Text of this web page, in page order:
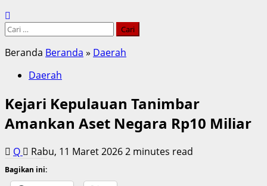
Cari
Beranda Beranda » Daerah
Daerah
Kejari Kepulauan Tanimbar
Amankan Aset Negara Rp10 Miliar
Q Rabu, 11 Maret 20262 minutes read
Bagikan ini: